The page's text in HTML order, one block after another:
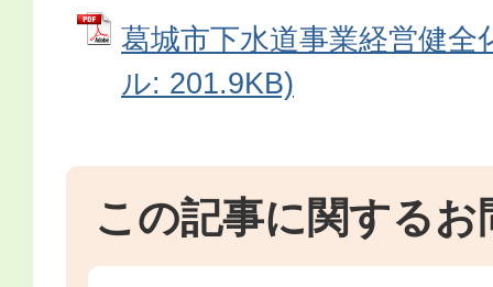
葛城市下水道事業経営健全
ル: 201.9KB)
この記事に関するお